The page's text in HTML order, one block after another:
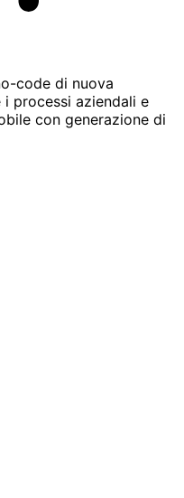
code di nuova
processi aziendali e
con generazione di